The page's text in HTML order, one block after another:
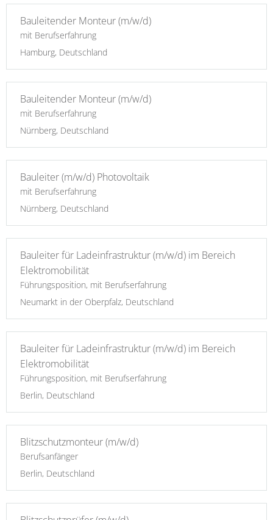
Bauleitender Monteur (m/w/d)
mit Berufserfahrung
Hamburg, Deutschland
Bauleitender Monteur (m/w/d)
mit Berufserfahrung
Nürnberg, Deutschland
Bauleiter (m/w/d) Photovoltaik
mit Berufserfahrung
Nürnberg, Deutschland
Bauleiter für Ladeinfrastruktur (m/w/d) im Bereich
Elektromobilität
Führungsposition, mit Berufserfahrung
Neumarkt in der Oberpfalz, Deutschland
Bauleiter für Ladeinfrastruktur (m/w/d) im Bereich
Elektromobilität
Führungsposition, mit Berufserfahrung
Berlin, Deutschland
Blitzschutzmonteur (m/w/d)
Berufsanfänger
Berlin, Deutschland